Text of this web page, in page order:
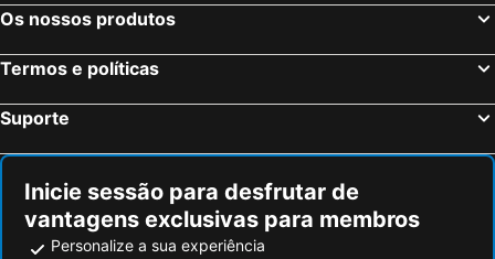
Os nossos produtos
Termos e políticas
Suporte
Inicie sessão para desfrutar de
vantagens exclusivas para membros
Personalize a sua experiência